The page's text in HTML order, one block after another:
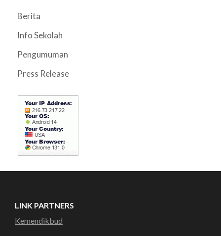
Berita
Info Sekolah
Pengumuman
Press Release
LINK PARTNERS
Kemendikbud